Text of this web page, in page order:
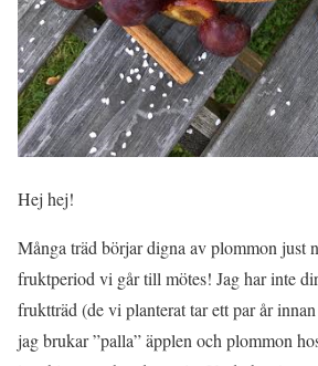
Hej hej!
Många träd börjar digna av plommon just
fruktperiod vi går till mötes! Jag har inte
fruktträd (de vi planterat tar ett par år
jag brukar ”palla” äpplen och plommon